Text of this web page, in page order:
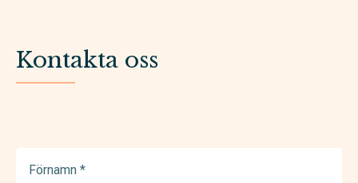
Kontakta oss
(Required)